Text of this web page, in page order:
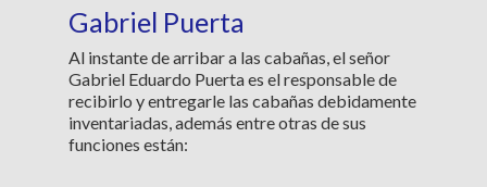
Gabriel Puerta
Al instante de arribar a las cabañas, el señor
Gabriel Eduardo Puerta es el responsable de
recibirlo y entregarle las cabañas debidamente
inventariadas, además entre otras de sus
funciones están: